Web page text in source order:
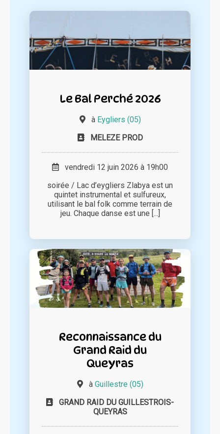
Le Bal Perché 2026
à Eygliers (05)
MELEZE PROD
vendredi 12 juin 2026 à 19h00
soirée / Lac d’eygliers Zlabya est un
quintet instrumental et sulfureux,
utilisant le bal folk comme terrain de
jeu. Chaque danse est une [...]
Reconnaissance du
Grand Raid du
Queyras
à Guillestre (05)
GRAND RAID DU GUILLESTROIS-
QUEYRAS